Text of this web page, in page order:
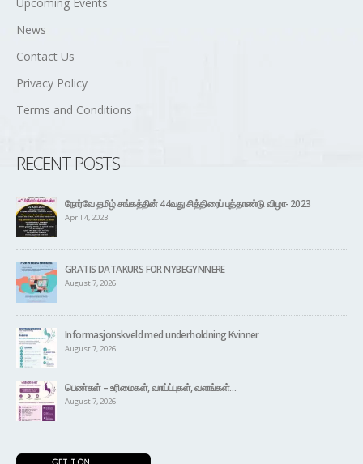
Contact Us
Privacy Policy
Terms and Conditions
RECENT POSTS
நோர்வே தமிழ் சங்கத்தின் 44வது சித்திரைப் புத்தாண்டு விழா- 2023
April 4, 2023
GRATIS DATAKURS FOR NYBEGYNNERE
Informasjonskveld med underholdning Kvinner
பெண்கள் – உரிமைகள், வாய்ப்புகள், வளங்கள்…
August 7, 2026